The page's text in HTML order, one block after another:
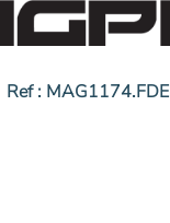
Ref : MAG1174.FDE